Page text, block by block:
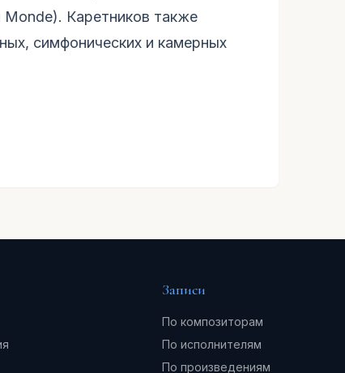
Каретников также
симфонических и камерных
Записи
По композиторам
По исполнителям
По произведениям